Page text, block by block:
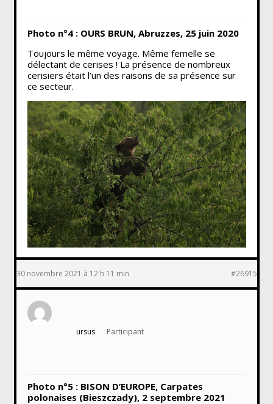
Photo n°4 : OURS BRUN, Abruzzes, 25 juin 2020
Toujours le même voyage. Même femelle se
délectant de cerises ! La présence de nombreux
cerisiers était l’un des raisons de sa présence sur
ce secteur.
30 novembre 2021 à 12 h 11 min #26915
ursus Participant
Photo n°5 : BISON D’EUROPE, Carpates
polonaises (Bieszczady), 2 septembre 2021